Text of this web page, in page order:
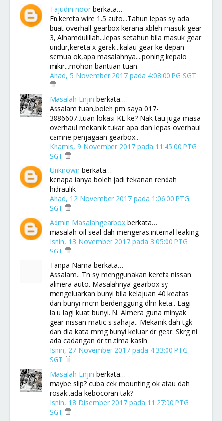
Tajudin noor berkata…
En.kereta wire 1.5 auto...Tahun lepas sy ada
buat overhall gearbox kerana xbleh masuk gear
3, Alhamdulillah...lepas setahun bila masuk gear
undur,kereta x gerak...kalau gear ke depan
semua ok,apa masalahnya....poning kepalo
mikir...mohon bantuan tuan.
Ahad, 5 November 2017 pada 4:08:00 PG SGT
Masalah Enjin berkata…
Assalam tuan,boleh pm saya 017-
3886607..tuan lokasi KL ke? Nak tau juga masa
overhaul mekanik tukar apa dan lepas overhaul
camne penjagaan gearbox..
Khamis, 9 November 2017 pada 11:45:00 PTG
SGT
Unknown berkata…
kenapa ianya boleh jadi tekanan rendah
hidraulik
Ahad, 12 November 2017 pada 1:06:00 PTG
SGT
Admin Masalahgearbox berkata…
masalah oil seal dah mengeras.internal leaking
Isnin, 13 November 2017 pada 3:05:00 PTG
SGT
Tanpa Nama berkata…
Assalam.. Tn sy menggunakan kereta nissan
almera auto. Masalahnya gearbox sy
mengeluarkan bunyi bila kelajuan 40 keatas
dan bunyi mcm berdenggung dlm keta.. Lagi
laju lagi kuat bunyi. N. Almera guna minyak
gear nissan matic s sahaja.. Mekanik dah tgk
dan dia kata mmg bunyi keluar dr gear. Skrg ni
ada cadangan dr tn..tima kasih
Isnin, 27 November 2017 pada 4:33:00 PTG
SGT
Masalah Enjin berkata…
maybe slip? cuba cek mounting ok atau dah
rosak..ada kebocoran tak?
Isnin, 18 Disember 2017 pada 11:27:00 PTG
SGT